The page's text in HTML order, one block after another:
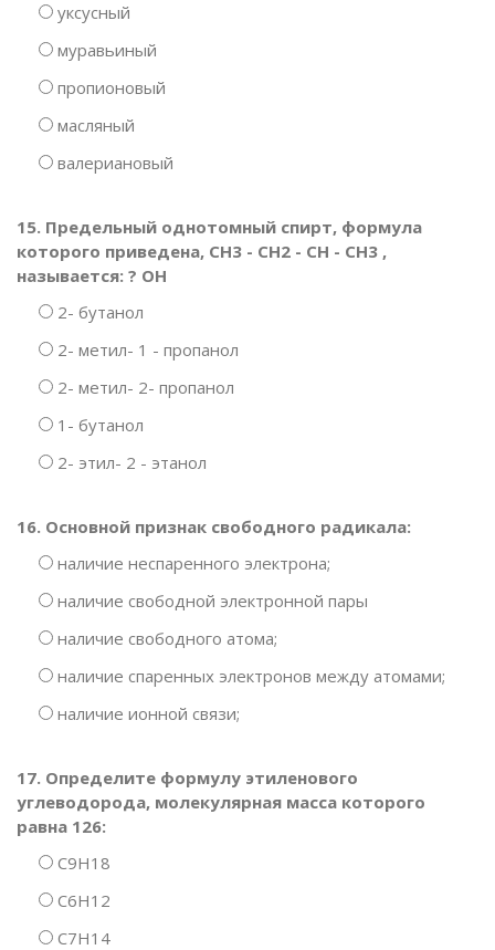
уксусный
муравьиный
пропионовый
масляный
валериановый
15. Предельный однотомный спирт, формула
которого приведена, CH3 - CH2 - CH - CH3 ,
называется: ? ОH
2- бутанол
2- метил- 1 - пропанол
2- метил- 2- пропанол
1- бутанол
2- этил- 2 - этанол
16. Основной признак свободного радикала:
наличие неспаренного электрона;
наличие свободной электронной пары
наличие свободного атома;
наличие спаренных электронов между атомами;
наличие ионной связи;
17. Определите формулу этиленового
углеводорода, молекулярная масса которого
равна 126:
C9H18
C6H12
C7H14